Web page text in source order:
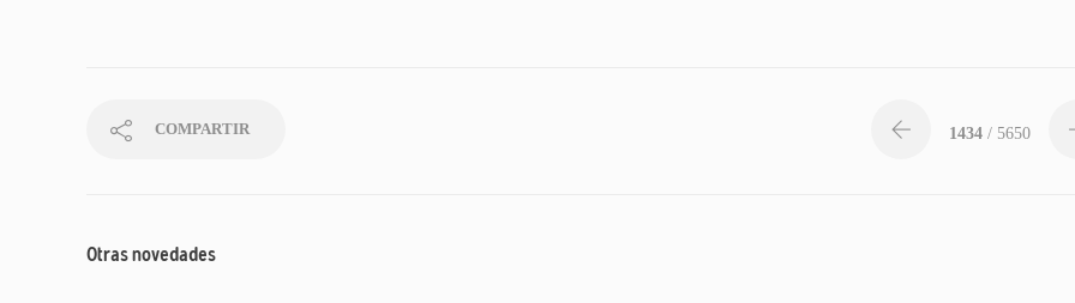
COMPARTIR 1434 / 5650
Otras novedades